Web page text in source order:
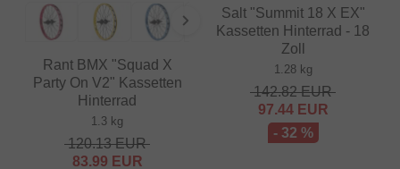
Rant BMX "Squad X
Party On V2" Kassetten
Hinterrad
1.3 kg
120.13EUR
83.99 EUR
Salt "Summit 18 X EX"
Kassetten Hinterrad - 18
Zoll
1.28 kg
142.82EUR
97.44EUR
- 32 %